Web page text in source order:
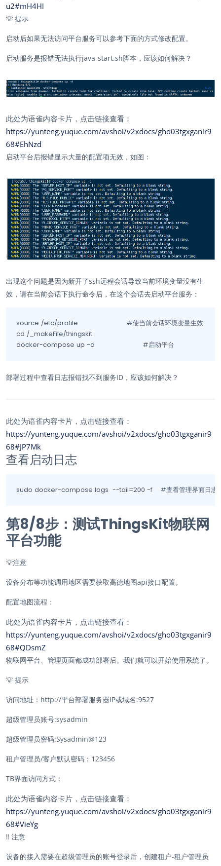
u2#mH4HI
💡 提示
启动后如果无法访问平台服务可以参考下面的方式修改配置。
启动服务是报错无法执行java-start.sh脚本，应该如何解决？
此处为语雀内容卡片，点击链接查看：
https://yunteng.yuque.com/avshoi/v2xdocs/gho03tgxganir9
68#EhNzd
启动平台后报错显示大量的配置项无效，如图：
出现这个问题是因为新开了ssh远程会话导致当前环境变量没有生
效，请在当前会话下执行命令后，在这个会话去启动平台服务：
source /etc/profile				#使当前会话环境变量生效
cd /_makeFile/thingskit
docker-compose up -d			#启动平台
部署过程中查看日志报错找不到服务ID，应该如何解决？
此处为语雀内容卡片，点击链接查看：
https://yunteng.yuque.com/avshoi/v2xdocs/gho03tgxganir9
68#JP7Mk
查看启动日志
sudo docker-compose logs  --tail=200 -f    #查看管理界面日志
第8/8步：测试ThingsKit物联网
平台功能
💡注意
设备分布等功能调用地区需要获取高德地图api接口配置。
配置地图流程：
此处为语雀内容卡片，点击链接查看：
https://yunteng.yuque.com/avshoi/v2xdocs/gho03tgxganir9
68#QDsmZ
物联网平台、管理页面都成功部署后。我们就可以开始使用系统了。
💡 提示
访问地址：http://平台部署服务器IP或域名:9527
超级管理员账号:sysadmin
超级管理员密码:Sysadmin@123
租户管理员/客户默认密码：123456
TB界面访问方式：
此处为语雀内容卡片，点击链接查看：
https://yunteng.yuque.com/avshoi/v2xdocs/gho03tgxganir9
68#VieYg
‼️ 注意
设备的接入需要在超级管理员的账号登录后，创建租户-租户管理员